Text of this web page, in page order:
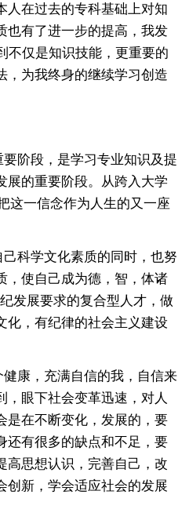
在过去的专科基础上对知
也有了进一步的提高，我发
不仅是知识技能，更重要的
，为我终身的继续学习创造
阶段，是学习专业知识及提
展的重要阶段。从跨入大学
这一信念作为人生的又一座
科学文化素质的同时，也努
，使自己成为德，智，体诸
发展要求的复合型人才，做
化，有纪律的社会主义建设
康，充满自信的我，自信来
，眼下社会变革迅速，对人
是在不断变化，发展的，要
还有很多的缺点和不足，要
高思想认识，完善自己，改
创新，学会适应社会的发展